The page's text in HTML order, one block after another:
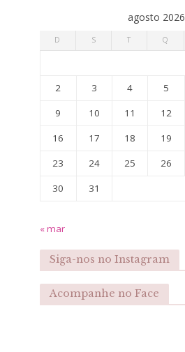
agosto 2026
D S T Q
2
3 4 5
9
10 11 12
16
17 18 19
23
24 25 26
30
31
« mar
Siga-nos no Instagram
Acompanhe no Face